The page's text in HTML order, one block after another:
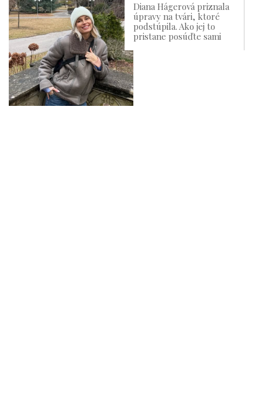
Diana Hágerová priznala
úpravy na tvári, ktoré
podstúpila. Ako jej to
pristane posúďte sami